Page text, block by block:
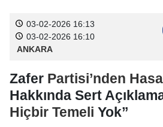
03-02-2026 16:13
03-02-2026 16:10
ANKARA
Zafer Partisi’nden
Hakkında Sert
Hiçbir Temeli Yok”